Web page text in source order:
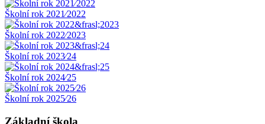
Školní rok 2021⁄2022
Školní rok 2022⁄2023
Školní rok 2023⁄24
Školní rok 2024⁄25
Školní rok 2025⁄26
Základní škola